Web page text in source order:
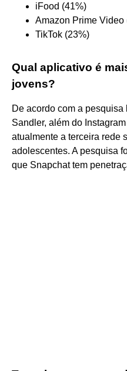
iFood (41%)
Amazon Prime Video
TikTok (23%)
Qual aplicativo é
jovens?
De acordo com a
Sandler, além do
atualmente a terceira rede
adolescentes. A pesquisa
que Snapchat tem